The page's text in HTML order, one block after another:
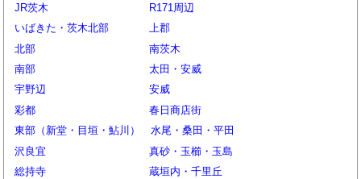
JR茨木
R171周辺
いばきた・茨木北部
上郡
北部
南茨木
南部
太田・安威
宇野辺
安威
彩都
春日商店街
東部（新堂・目垣・鮎川）
水尾・桑田・平田
沢良宜
真砂・玉櫛・玉島
総持寺
蔵垣内・千里丘